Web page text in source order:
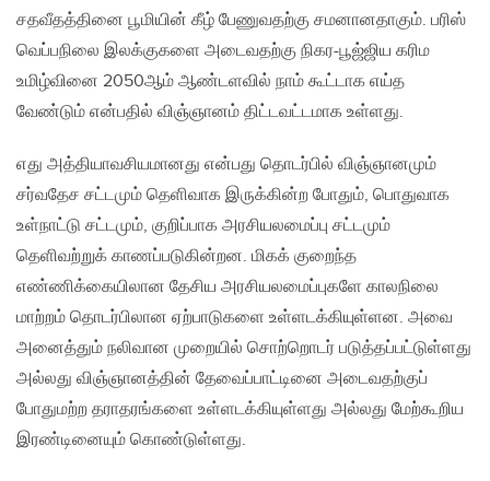
சதவீதத்தினை பூமியின் கீழ் பேணுவதற்கு சமனானதாகும். பரிஸ்
வெப்பநிலை இலக்குகளை அடைவதற்கு நிகர-பூஜ்ஜிய கரிம
உமிழ்வினை 2050ஆம் ஆண்டளவில் நாம் கூட்டாக எய்த
வேண்டும் என்பதில் விஞ்ஞானம் திட்டவட்டமாக உள்ளது.
எது அத்தியாவசியமானது என்பது தொடர்பில் விஞ்ஞானமும்
சர்வதேச சட்டமும் தெளிவாக இருக்கின்ற போதும், பொதுவாக
உள்நாட்டு சட்டமும், குறிப்பாக அரசியலமைப்பு சட்டமும்
தெளிவற்றுக் காணப்படுகின்றன. மிகக் குறைந்த
எண்ணிக்கையிலான தேசிய அரசியலமைப்புகளே காலநிலை
மாற்றம் தொடர்பிலான ஏற்பாடுகளை உள்ளடக்கியுள்ளன. அவை
அனைத்தும் நலிவான முறையில் சொற்றொடர் படுத்தப்பட்டுள்ளது
அல்லது விஞ்ஞானத்தின் தேவைப்பாட்டினை அடைவதற்குப்
போதுமற்ற தராதரங்களை உள்ளடக்கியுள்ளது அல்லது மேற்கூறிய
இரண்டினையும் கொண்டுள்ளது.